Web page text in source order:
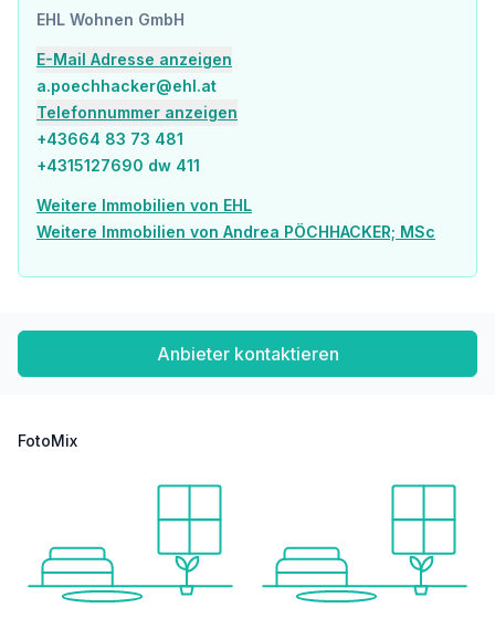
Bäckerei <500m
Geldautomat <250m
Bank <750m
Post <750m
Polizei <750m
Verkehr
Bus <250m
Straßenbahn <500m
Angaben Entfernung Luftlinie / Quelle: OpenStreetMap
EHL Wohnen GmbH
E-Mail Adresse anzeigen
a.poechhacker@ehl.at
Telefonnummer anzeigen
+43664 83 73 481
+4315127690 dw 411
Weitere Immobilien von EHL
Weitere Immobilien von Andrea PÖCHHACKER; MSc
Anbieter kontaktieren
FotoMix